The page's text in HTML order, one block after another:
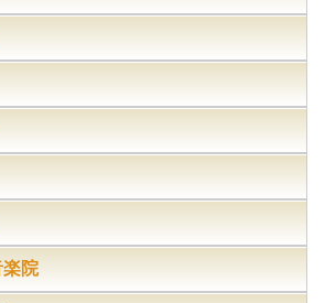
室
事
報
ュ音楽院